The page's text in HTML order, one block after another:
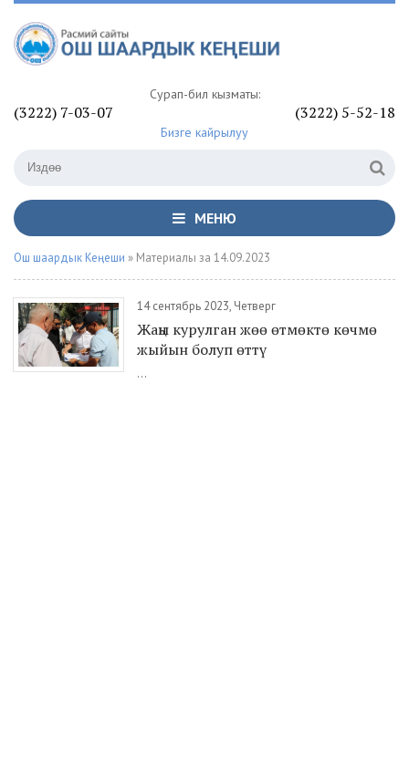
Сурап-билүү кызматы:
(3222) 7-03-07 (3222) 5-52-18
Бизге кайрылуу
МЕНЮ
Ош шаардык Кеңеши » Материалы за 14.09.2023
14 сентябрь 2023, Четверг
Жаңы курулган жөө өтмөктө көчмө
жыйын болуп өттү
...